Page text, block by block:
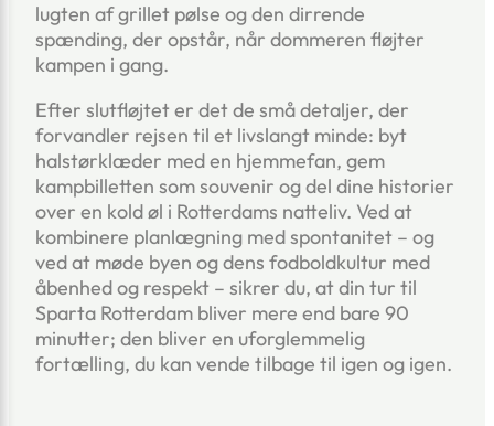
lugten af grillet pølse og den dirrende
spænding, der opstår, når dommeren fløjter
kampen i gang.
Efter slutfløjtet er det de små detaljer, der
forvandler rejsen til et livslangt minde: byt
halstørklæder med en hjemmefan, gem
kampbilletten som souvenir og del dine historier
over en kold øl i Rotterdams natteliv. Ved at
kombinere planlægning med spontanitet – og
ved at møde byen og dens fodboldkultur med
åbenhed og respekt – sikrer du, at din tur til
Sparta Rotterdam bliver mere end bare 90
minutter; den bliver en uforglemmelig
fortælling, du kan vende tilbage til igen og igen.